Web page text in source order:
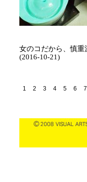
女のコだから、慎
(2016-10-21)
1 2 3 4 5 6 7